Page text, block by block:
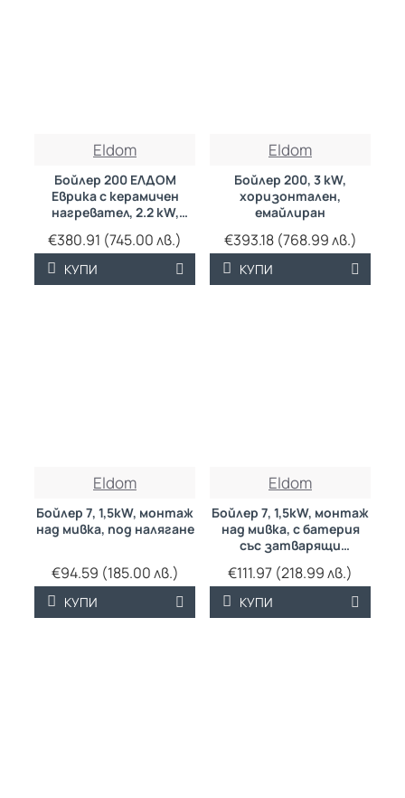
Eldom
Бойлер 200 ЕЛДОМ
Еврика с керамичен
нагревател, 2.2 kW,
емайлиран
€380.91 (745.00 лв.)
КУПИ
Eldom
Бойлер 200, 3 kW,
хоризонтален,
емайлиран
€393.18 (768.99 лв.)
КУПИ
Eldom
Бойлер 7, 1,5kW, монтаж
над мивка, под налягане
€94.59 (185.00 лв.)
КУПИ
Eldom
Бойлер 7, 1,5kW, монтаж
над мивка, с батерия
със затварящи
керамични механизми
€111.97 (218.99 лв.)
КУПИ